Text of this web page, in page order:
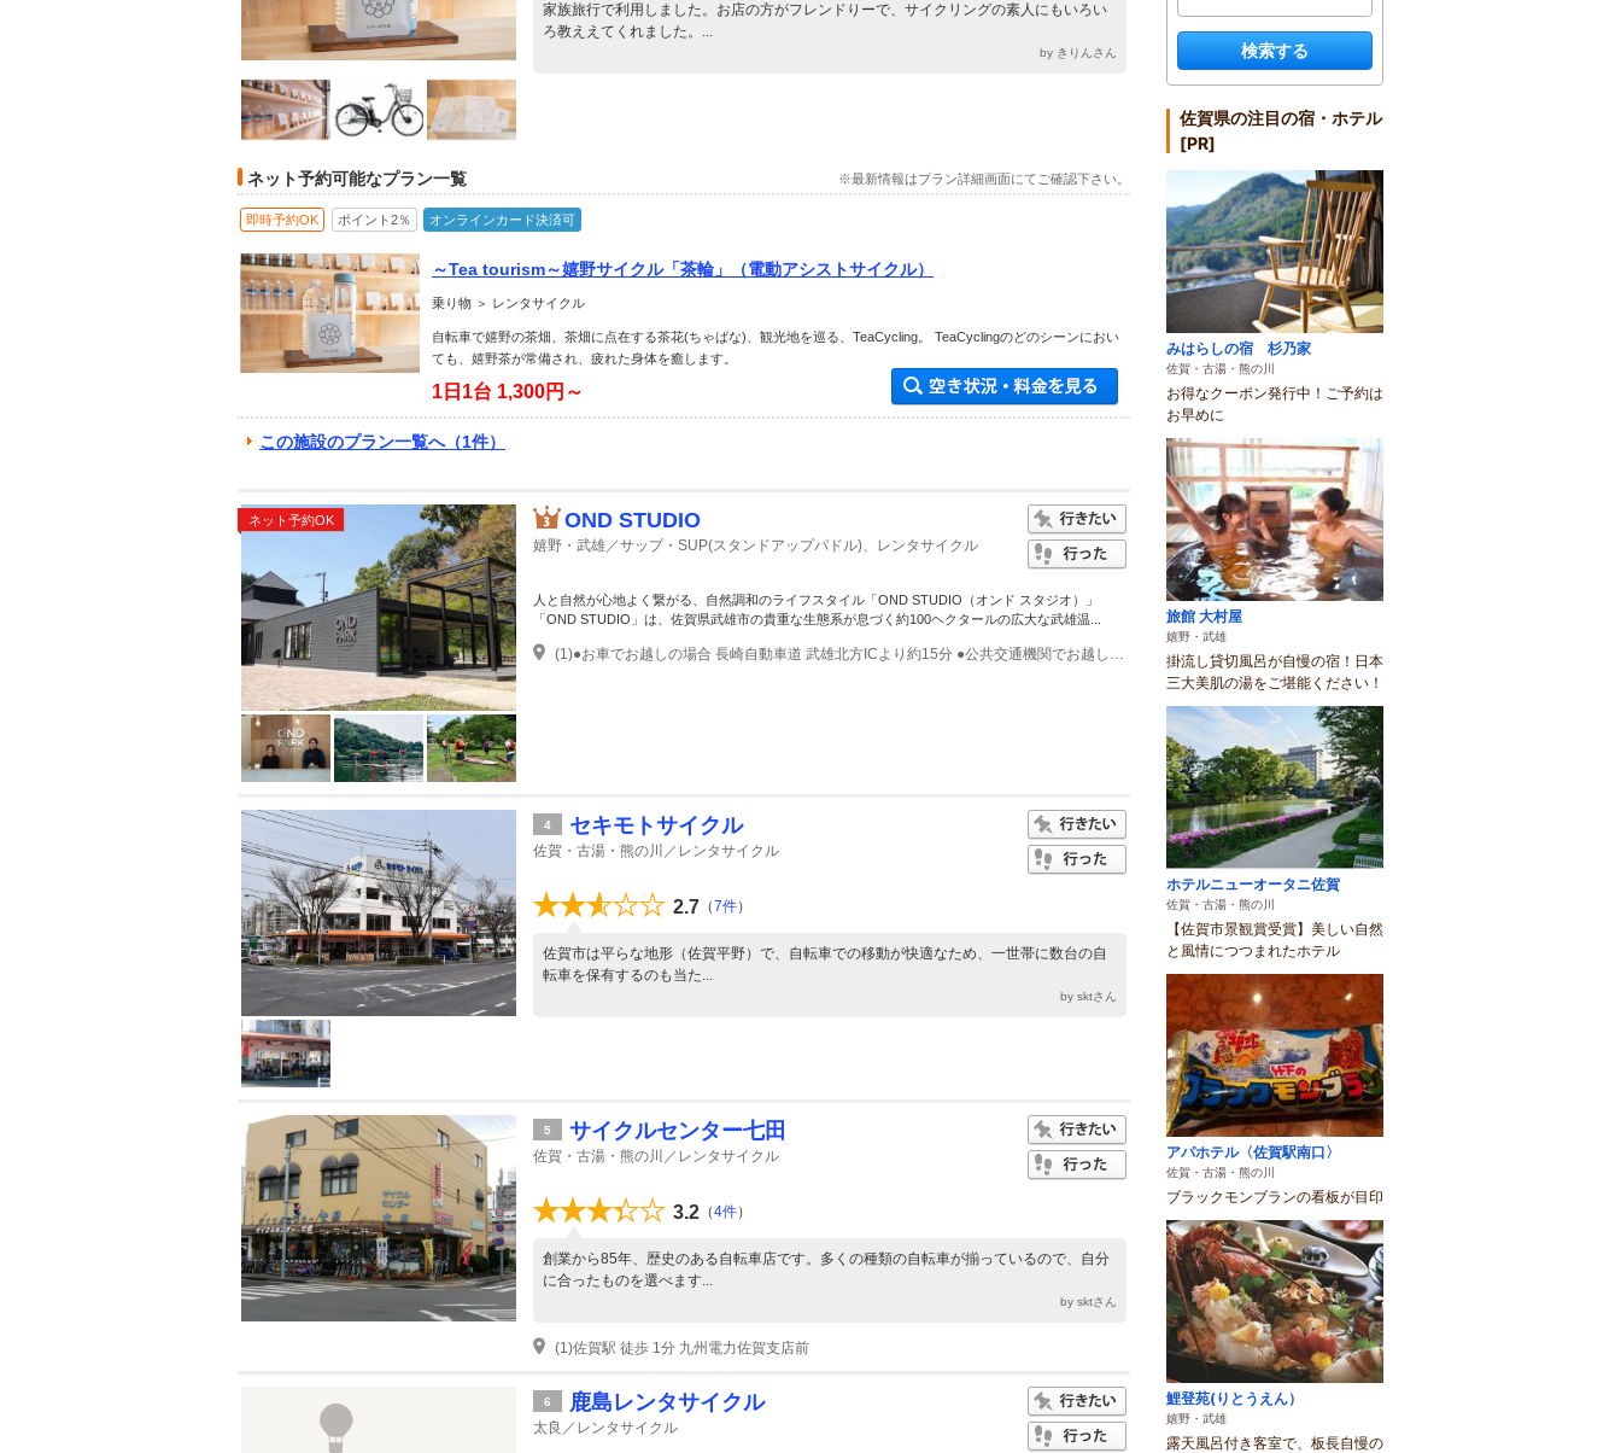
家族旅行で利用しました。お店の方がフレンドりーで、サイクリングの素人にもいろい
ろ教ええてくれました。...
by きりんさん
ネット予約可能なプラン一覧 ※最新情報はプラン詳細画面にてご確認下さい。
即時予約OK ポイント2％ オンラインカード決済可
～Tea tourism～嬉野サイクル「茶輪」（電動アシストサイクル）
乗り物 ＞ レンタサイクル
自転車で嬉野の茶畑、茶畑に点在する茶花(ちゃばな)、観光地を巡る、TeaCycling。 TeaCyclingのどのシーンにおい
ても、嬉野茶が常備され、疲れた身体を癒します。
1日1台 1,300円～
空き状況・料金を見る
この施設のプラン一覧へ（1件）
ネット予約OK OND STUDIO
嬉野・武雄／サップ・SUP(スタンドアップパドル)、レンタサイクル
人と自然が心地よく繋がる、自然調和のライフスタイル「OND STUDIO（オンド スタジオ）」
「OND STUDIO」は、佐賀県武雄市の貴重な生態系が息づく約100ヘクタールの広大な武雄温...
(1)●お車でお越しの場合 長崎自動車道 武雄北方ICより約15分 ●公共交通機関でお越しの場合 JRをご利用の方：JR武雄温泉駅よりタクシーで約10分 祐徳バスをご利用の方：JR武雄温泉駅→永島バス停→徒歩約15分 【土日祝運行】JR武雄温泉駅→宇宙科学館前バス停→徒歩約5分
4 セキモトサイクル
佐賀・古湯・熊の川／レンタサイクル
2.7 （7件）
佐賀市は平らな地形（佐賀平野）で、自転車での移動が快適なため、一世帯に数台の自
転車を保有するのも当た...
by sktさん
5 サイクルセンター七田
佐賀・古湯・熊の川／レンタサイクル
3.2 （4件）
創業から85年、歴史のある自転車店です。多くの種類の自転車が揃っているので、自分
に合ったものを選べます...
by sktさん
(1)佐賀駅 徒歩 1分 九州電力佐賀支店前
6 鹿島レンタサイクル
太良／レンタサイクル
検索する
佐賀県の注目の宿・ホテル
[PR]
みはらしの宿 杉乃家
佐賀・古湯・熊の川
お得なクーポン発行中！ご予約は
お早めに
旅館 大村屋
嬉野・武雄
掛流し貸切風呂が自慢の宿！日本
三大美肌の湯をご堪能ください！
ホテルニューオータニ佐賀
佐賀・古湯・熊の川
【佐賀市景観賞受賞】美しい自然
と風情につつまれたホテル
アパホテル〈佐賀駅南口〉
佐賀・古湯・熊の川
ブラックモンブランの看板が目印
鯉登苑(りとうえん）
嬉野・武雄
露天風呂付き客室で、板長自慢の